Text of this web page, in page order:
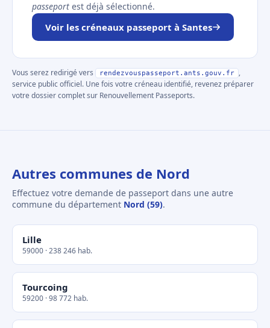
passeport est déjà sélectionné.
Voir les créneaux passeport à Santes
Vous serez redirigé vers rendezvouspasseport.ants.gouv.fr
,
service public officiel. Une fois votre créneau identifié, revenez préparer
votre dossier complet sur Renouvellement Passeports.
Autres communes de Nord
Effectuez votre demande de passeport dans une autre
commune du département Nord (59).
Lille
59000 · 238 246 hab.
Tourcoing
59200 · 98 772 hab.